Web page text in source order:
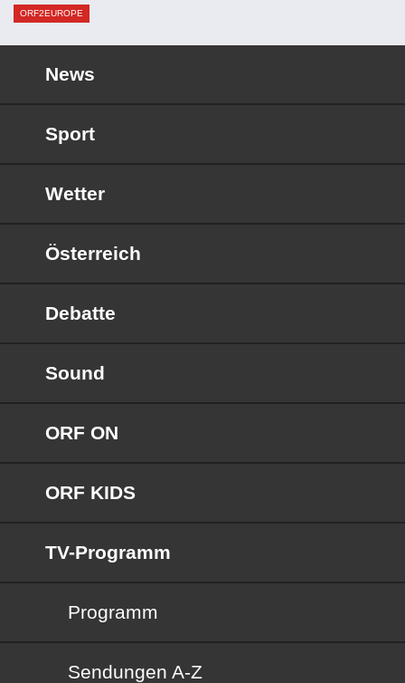
ORF2EUROPE
News
Sport
Wetter
Österreich
Debatte
Sound
ORF ON
ORF KIDS
TV-Programm
Programm
Sendungen von A bis Z
Sendungen A-Z